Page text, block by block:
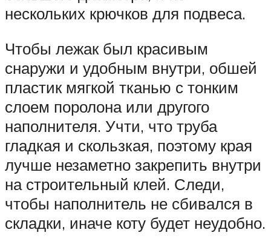
нескольких крючков для подвеса.
Чтобы лежак был красивым
снаружи и удобным внутри, обшей
пластик мягкой тканью с тонким
слоем поролона или другого
наполнителя. Учти, что труба
гладкая и скользкая, поэтому края
лучше незаметно закрепить внутри
на строительный клей. Следи,
чтобы наполнитель не сбивался в
складки, иначе коту будет неудобно.